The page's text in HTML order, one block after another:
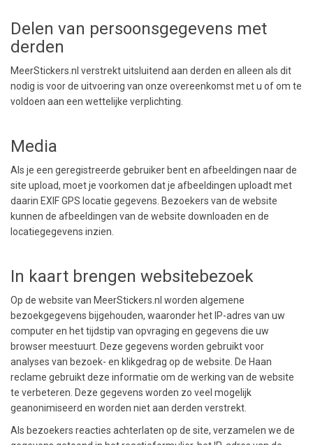
Delen van persoonsgegevens met
derden
MeerStickers.nl verstrekt uitsluitend aan derden en alleen als dit
nodig is voor de uitvoering van onze overeenkomst met u of om te
voldoen aan een wettelijke verplichting.
Media
Als je een geregistreerde gebruiker bent en afbeeldingen naar de
site upload, moet je voorkomen dat je afbeeldingen uploadt met
daarin EXIF GPS locatie gegevens. Bezoekers van de website
kunnen de afbeeldingen van de website downloaden en de
locatiegegevens inzien.
In kaart brengen websitebezoek
Op de website van MeerStickers.nl worden algemene
bezoekgegevens bijgehouden, waaronder het IP-adres van uw
computer en het tijdstip van opvraging en gegevens die uw
browser meestuurt. Deze gegevens worden gebruikt voor
analyses van bezoek- en klikgedrag op de website. De Haan
reclame gebruikt deze informatie om de werking van de website
te verbeteren. Deze gegevens worden zo veel mogelijk
geanonimiseerd en worden niet aan derden verstrekt.
Als bezoekers reacties achterlaten op de site, verzamelen we de